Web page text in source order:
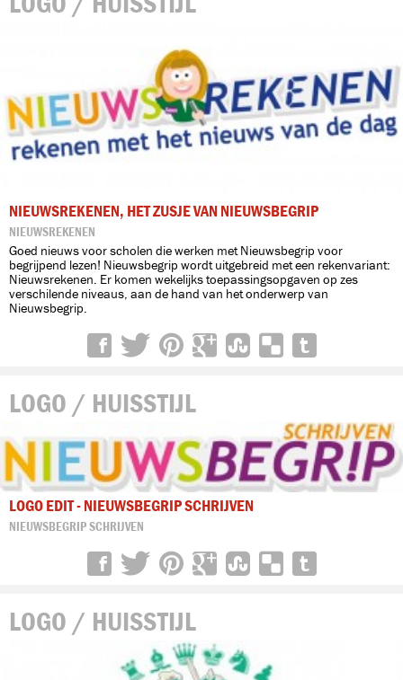
NIEUWSREKENEN, HET ZUSJE VAN NIEUWSBEGRIP
NIEUWSREKENEN
Goed nieuws voor scholen die werken met Nieuwsbegrip voor
begrijpend lezen! Nieuwsbegrip wordt uitgebreid met een rekenvariant:
Nieuwsrekenen. Er komen wekelijks toepassingsopgaven op zes
verschilende niveaus, aan de hand van het onderwerp van
Nieuwsbegrip.
LOGO / HUISSTIJL
LOGO EDIT - NIEUWSBEGRIP SCHRIJVEN
NIEUWSBEGRIP SCHRIJVEN
LOGO / HUISSTIJL